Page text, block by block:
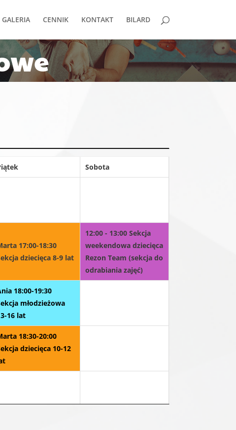
GALERIA CENNIK KONTAKT BILARD
Sobota
17:00-18:30
dziecięca 8-9 lat
12:00 - 13:00 Sekcja
weekendowa dziecięca
Rezon Team (sekcja do
odrabiania zajęć)
18:00-19:30
młodzieżowa
16 lat
18:30-20:00
dziecięca 10-12